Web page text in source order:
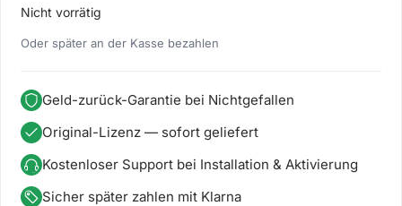
Nicht vorrätig
Oder später an der Kasse bezahlen
Geld-zurück-Garantie bei Nichtgefallen
Original-Lizenz — sofort geliefert
Kostenloser Support bei Installation & Aktivierung
Sicher später zahlen mit Klarna